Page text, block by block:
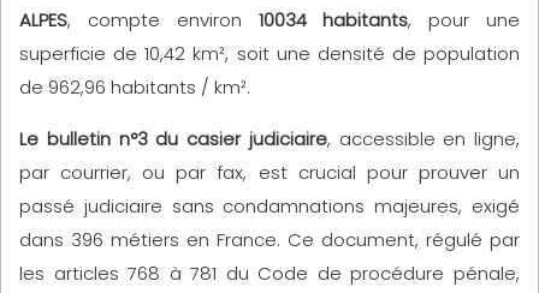
ALPES, compte environ 10034 habitants, pour une
superficie de 10,42 km², soit une densité de population
de 962,96 habitants / km².
Le bulletin n°3 du casier judiciaire, accessible en ligne,
par courrier, ou par fax, est crucial pour prouver un
passé judiciaire sans condamnations majeures, exigé
dans 396 métiers en France. Ce document, régulé par
les articles 768 à 781 du Code de procédure pénale,